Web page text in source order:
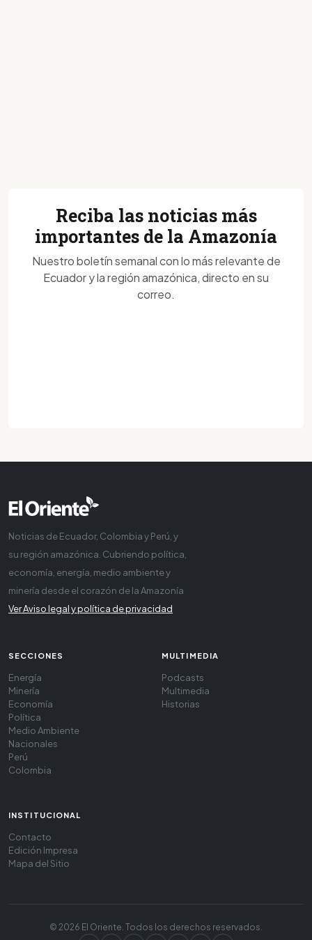
Reciba las noticias más
importantes de la Amazonía
Nuestro boletín semanal con lo más relevante de
Ecuador y la región amazónica, directo en su
correo.
Noticias de Ecuador, Colombia y Perú, y
su región amazónica. Cubriendo política,
economía, energía, medio ambiente y
minería desde el corazón de la Amazonía
Ver Aviso legal y política de privacidad
SECCIONES
Energía
Minería
Economía
Política
Medio Ambiente
Nacionales
Perú
Colombia
MULTIMEDIA
Podcasts
Multimedia
Historias
INSTITUCIONAL
Contacto
Edición Impresa
Mapa del Sitio
© 2026 El Oriente. Todos los derechos reservados.